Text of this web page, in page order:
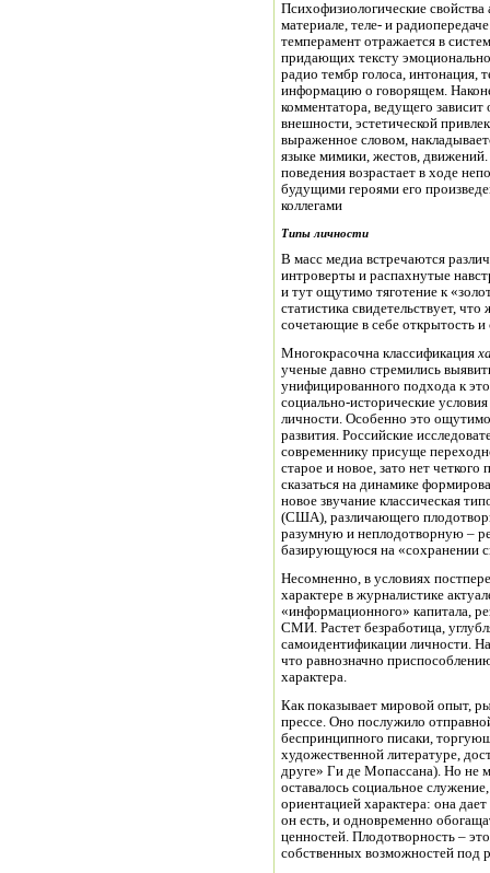
Психофизиологические
материале, теле- и
темперамент отражается в
придающих тексту
радио тембр голоса, интонация,
информацию о говорящем.
комментатора, ведущего зависит
внешности, эстетической
выраженное словом,
языке мимики, жестов,
поведения возрастает в ходе
будущими героями его
коллегами
Типы личности
В масс медиа встречаются
интроверты и распахнутые
и тут ощутимо тяготение к
статистика свидетельствует,
сочетающие в себе открытость и
Многокрасочна классификация
ученые давно стремились
унифицированного подхода к
социально-исторические
личности. Особенно это
развития. Российские
современнику присуще
старое и новое, зато нет
сказаться на динамике
новое звучание классическая
(США), различающего
разумную и неплодотворную –
базирующуюся на «сохранении
Несомненно, в условиях
характере в журналистике
«информационного» капитала,
СМИ. Растет безработица,
самоидентификации личности.
что равнозначно
характера.
Как показывает мировой опыт,
прессе. Оно послужило
беспринципного писаки,
художественной литературе,
друге» Ги де Мопассана). Но не
оставалось социальное
ориентацией характера: она
он есть, и одновременно
ценностей. Плодотворность –
собственных возможностей под